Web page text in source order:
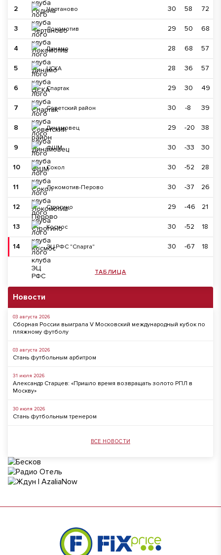
2 Чертаново 30 58 72
3 Локомотив 29 50 68
4 Динамо 28 68 57
5 ЦСКА 28 36 57
6 Спартак 29 30 49
7 Советский район 30 -8 39
8 Динамовец 29 -20 38
9 ФШМ 30 -33 30
10 Сокол 30 -52 28
11 Локомотив-Перово 30 -37 26
12 Строгино 29 -46 21
13 Космос 30 -52 18
14 ЭЦ РФС "Спарта" 30 -67 18
ТАБЛИЦА
Новости
03 августа 2026
Сборная России выиграла V Московский международный кубок по
пляжному футболу
03 августа 2026
Стань футбольным арбитром
31 июля 2026
Александр Старцев: «Пришло время возвращать золото РПЛ в
Москву»
30 июля 2026
Стань футбольным тренером
ВСЕ НОВОСТИ